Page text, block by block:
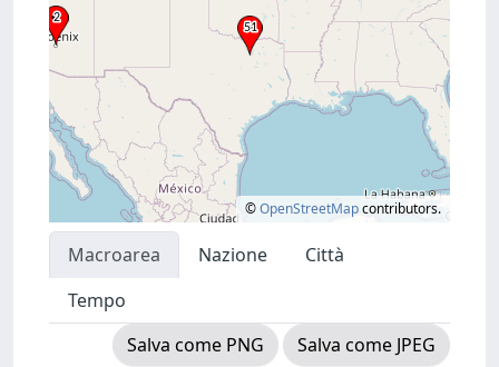
©OpenStreetMapcontributors.
Macroarea Nazione
Città
Tempo
Salva come PNG
Salva come JPEG